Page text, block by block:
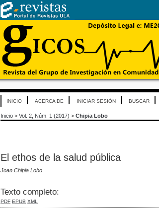
INICIO ACERCA DE INICIAR SESIÓN BUSCAR
Inicio > Vol. 2, Núm. 1 (2017) > Chipia Lobo
El ethos de la salud pública
Joan Chipia Lobo
Texto completo:
PDF EPUB XML